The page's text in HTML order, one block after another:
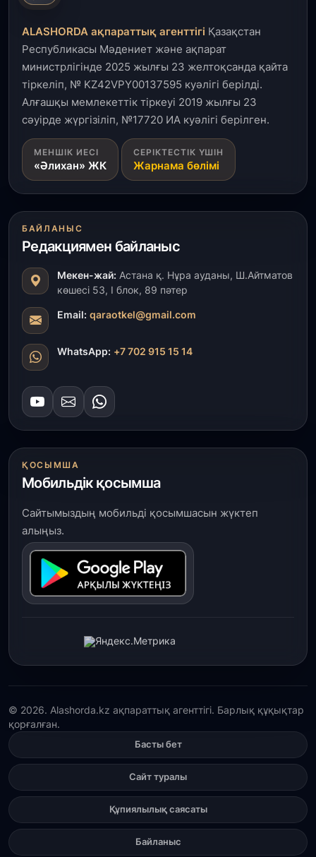
Өңірлерде жаңа вокзалдар, су құбыры,
пайдалануға берілді
3 тамыз, 2026
Қызылордада 300 орындық аурухана,
Президенттік кітапхана және жаңа театр
салынып жатыр
1 тамыз, 2026
Кинопоиск Қазақстан азаматтарының ең
танымал онлайн-кинотеатрына айналды
Ақмола облысындағы кездесуде кәсіпкерлер мен
ұстаздар «Әділет» партиясына өз ұсыныстарын
айтты
31 шілде, 2026
ҚР Президенті Орталық Азия елдеріне
ұзақмерзімді ынтымақтастық жоспарын әзірлеуді
ұсынды
31 шілде, 2026
«Ауыл аманаты»: Түркістанда 30,2 млрд теңгеге
4 223 жоба қаржыландырылды
толық ауыз сумен қамтылды
30 шілде, 2026
теміржол вокзалдары пайдалануға берілді
30 шілде, 2026
Қордайлық қыз-келіншектер ұлттық нақыштағы
креативті бұйымдар шығаруда
29 шілде, 2026
акциясы өтті
29 шілде, 2026
Қордай ауданында 400-ге жуық бала ұлттық
Түркістан облысында 25 медициналық нысан
салынып жатыр
ALASHORDA ақпараттық агенттігі Қазақстан
Республикасы Мәдениет және ақпарат
министрлігінде 2025 жылғы 23 желтоқсанда қайта
тіркеліп, № KZ42VPY00137595 куәлігі берілді.
Алғашқы мемлекеттік тіркеуі 2019 жылғы 23
сәуірде жүргізіліп, №17720 ИА куәлігі берілген.
МЕНШІК ИЕСІ
«Әлихан» ЖК
СЕРІКТЕСТІК ҮШІН
Жарнама бөлімі
БАЙЛАНЫС
Редакциямен байланыс
Мекен-жай: Астана қ. Нұра ауданы, Ш.Айтматов
көшесі 53, І блок, 89 пәтер
Email: qaraotkel@gmail.com
WhatsApp: +7 702 915 15 14
ҚОСЫМША
Мобильдік қосымша
Сайтымыздың мобильді қосымшасын жүктеп
алыңыз.
© 2026. Alashorda.kz ақпараттық агенттігі. Барлық құқықтар
қорғалған.
Басты бет
Сайт туралы
Құпиялылық саясаты
Байланыс